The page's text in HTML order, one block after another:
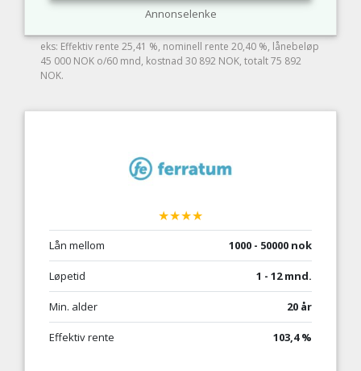
Annonselenke
eks: Effektiv rente 25,41 %, nominell rente 20,40 %, lånebeløp
45 000 NOK o/60 mnd, kostnad 30 892 NOK, totalt 75 892
NOK.
★★★★
Lån mellom 1000 - 50000 nok
Løpetid 1 - 12 mnd.
Min. alder 20 år
Effektiv rente 103,4 %